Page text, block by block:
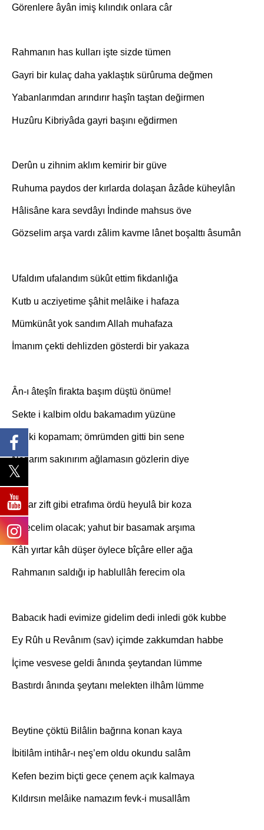
Görenlere âyân imiş kılındık onlara câr
Rahmanın has kulları işte sizde tümen
Gayri bir kulaç daha yaklaştık sürûruma değmen
Yabanlarımdan arındırır haşîn taştan değirmen
Huzûru Kibriyâda gayri başını eğdirmen
Derûn u zihnim aklım kemirir bir güve
Ruhuma paydos der kırlarda dolaşan âzâde küheylân
Hâlisâne kara sevdâyı İndinde mahsus öve
Gözselim arşa vardı zâlim kavme lânet boşalttı âsumân
Ufaldım ufalandım sükût ettim fikdanlığa
Kutb u acziyetime şâhit melâike i hafaza
Mümkünât yok sandım Allah muhafaza
İmanım çekti dehlizden gösterdi bir yakaza
Ân-ı âteşîn firakta başım düştü önüme!
Sekte i kalbim oldu bakamadım yüzüne
Sanki kopamam; ömrümden gitti bin sene
Nazarım sakınırım ağlamasın gözlerin diye
Anılar zift gibi etrafıma ördü heyulâ bir koza
Ya ecelim olacak; yahut bir basamak arşıma
Kâh yırtar kâh düşer öylece bîçâre eller ağa
Rahmanın saldığı ip hablullâh ferecim ola
Babacık hadi evimize gidelim dedi inledi gök kubbe
Ey Rûh u Revânım (sav) içimde zakkumdan habbe
İçime vesvese geldi ânında şeytandan lümme
Bastırdı ânında şeytanı melekten ilhâm lümme
Beytine çöktü Bilâlin bağrına konan kaya
İbitilâm intihâr-ı neş’em oldu okundu salâm
Kefen bezim biçti gece çenem açık kalmaya
Kıldırsın melâike namazım fevk-i musallâm